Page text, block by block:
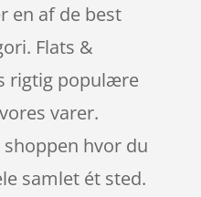
en af de best
Flats &
rigtig populære
varer.
hvor du
samlet ét sted.